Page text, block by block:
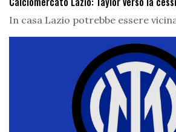
In casa Lazio potrebbe essere